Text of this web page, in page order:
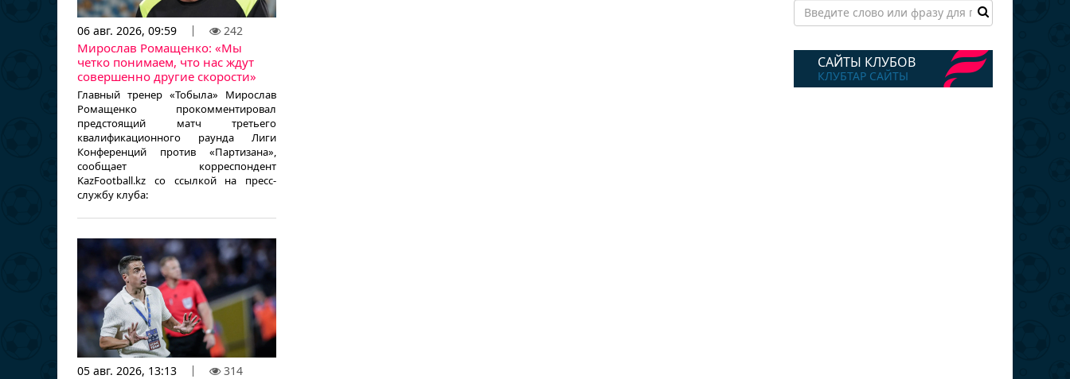
06 авг. 2026, 09:59 242
Мирослав Ромащенко: «Мы
четко понимаем, что нас ждут
совершенно другие скорости»
Главный тренер «Тобыла» Мирослав
Ромащенко прокомментировал
предстоящий матч третьего
квалификационного раунда Лиги
Конференций против «Партизана»,
сообщает корреспондент
KazFootball.kz со ссылкой на пресс-
службу клуба:
05 авг. 2026, 13:13 314
САЙТЫ КЛУБОВ
КЛУБТАР САЙТЫ